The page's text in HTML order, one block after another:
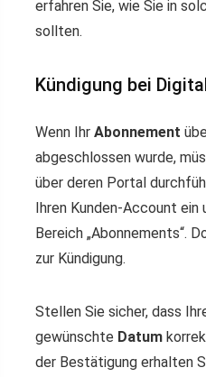
erfahren Sie, wie Sie in
sollten.
Kündigung bei
Wenn Ihr Abonnement
abgeschlossen wurde,
über deren Portal
Ihren Kunden-Account ein
Bereich „Abonnements“.
zur Kündigung.
Stellen Sie sicher, dass
gewünschte Datum
der Bestätigung erhalten